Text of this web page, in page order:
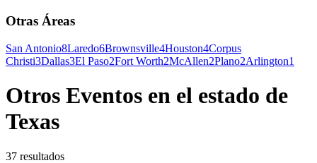
Otras Áreas
San Antonio8Laredo6Brownsville4Houston4Corpus
Christi3Dallas3El Paso2Fort Worth2McAllen2Plano2Arlington1
Otros Eventos en el estado de
Texas
37 resultados